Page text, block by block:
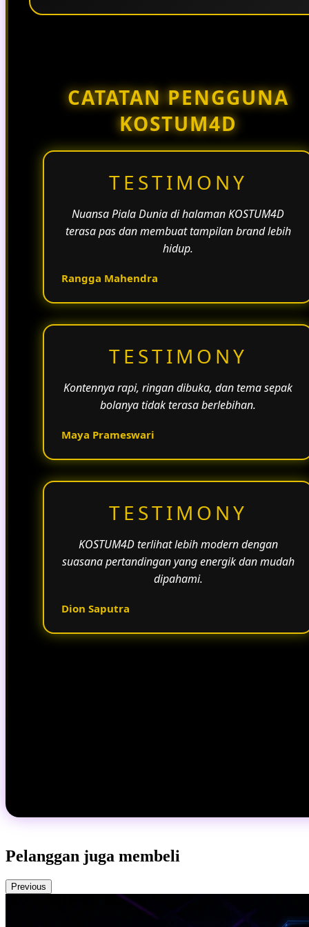
CATATAN PENGGUNA
KOSTUM4D
TESTIMONY
Nuansa Piala Dunia di halaman KOSTUM4D
terasa pas dan membuat tampilan brand lebih
hidup.
Rangga Mahendra
TESTIMONY
Kontennya rapi, ringan dibuka, dan tema sepak
bolanya tidak terasa berlebihan.
Maya Prameswari
TESTIMONY
KOSTUM4D terlihat lebih modern dengan
suasana pertandingan yang energik dan mudah
dipahami.
Dion Saputra
Pelanggan juga membeli
Previous